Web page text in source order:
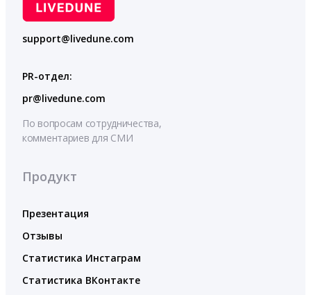
support@livedune.com
PR-отдел:
pr@livedune.com
По вопросам сотрудничества,
комментариев для СМИ
Продукт
Презентация
Отзывы
Статистика Инстаграм
Статистика ВКонтакте